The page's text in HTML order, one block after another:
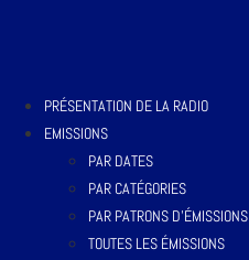
PRÉSENTATION DE LA RADIO
EMISSIONS
PAR DATES
PAR CATÉGORIES
PAR PATRONS D’ÉMISSIONS
TOUTES LES ÉMISSIONS